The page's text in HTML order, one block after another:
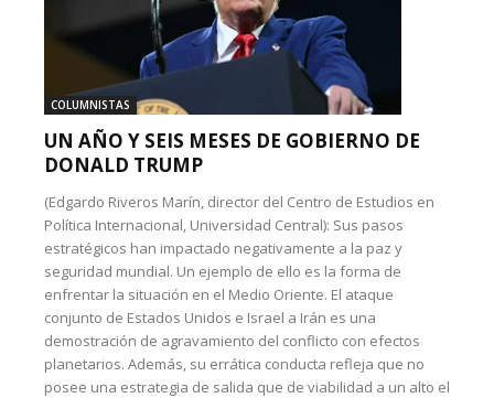
COLUMNISTAS
UN AÑO Y SEIS MESES DE GOBIERNO DE
DONALD TRUMP
(Edgardo Riveros Marín, director del Centro de Estudios en
Política Internacional, Universidad Central): Sus pasos
estratégicos han impactado negativamente a la paz y
seguridad mundial. Un ejemplo de ello es la forma de
enfrentar la situación en el Medio Oriente. El ataque
conjunto de Estados Unidos e Israel a Irán es una
demostración de agravamiento del conflicto con efectos
planetarios. Además, su errática conducta refleja que no
posee una estrategia de salida que de viabilidad a un alto el